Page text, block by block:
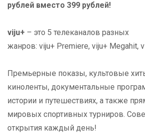
рублей вместо 399 рублей!
viju+ – это 5 телеканалов разных
жанров: viju+ Premiere, viju+ Megahit,
Премьерные показы, культовые
киноленты, документальные
истории и путешествиях, а также
мировых спортивных турниров.
открытия каждый день!